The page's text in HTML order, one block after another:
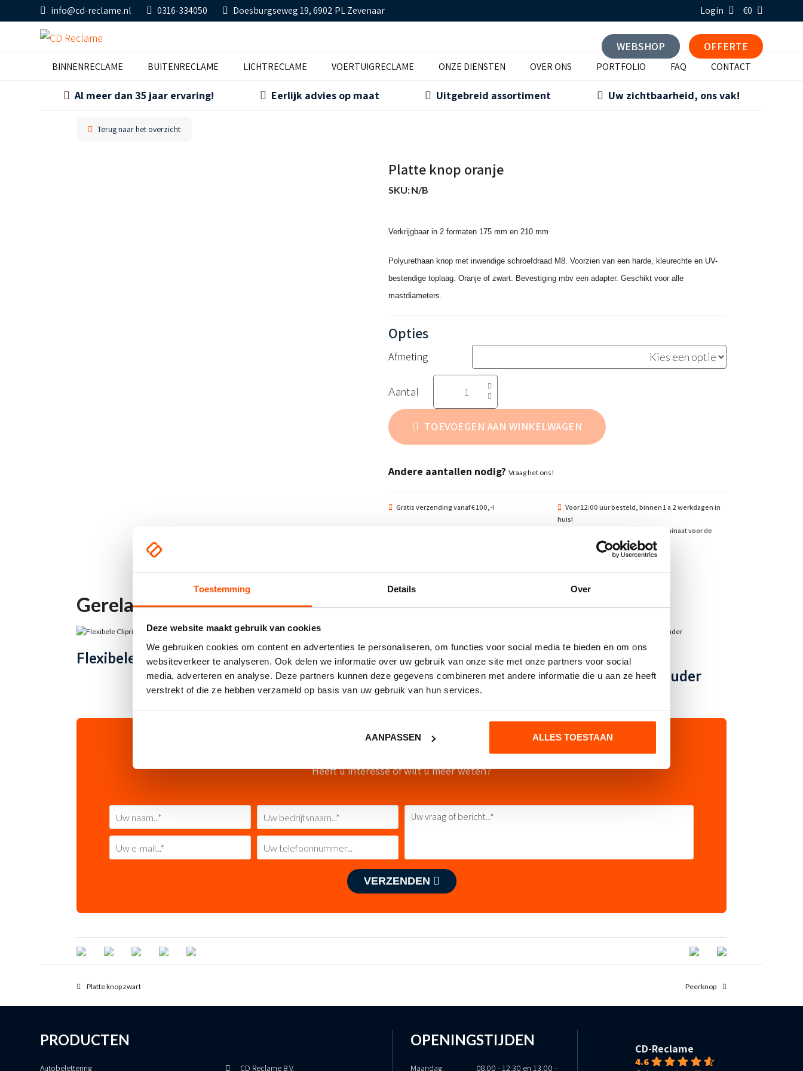
Toestemming Details Over
Deze website maakt gebruik van cookies
We gebruiken cookies om content en advertenties te personaliseren, om functies voor social media te bieden en om ons
websiteverkeer te analyseren. Ook delen we informatie over uw gebruik van onze site met onze partners voor social
media, adverteren en analyse. Deze partners kunnen deze gegevens combineren met andere informatie die u aan ze heeft
verstrekt of die ze hebben verzameld op basis van uw gebruik van hun services.
AANPASSEN ALLES TOESTAAN
info@cd-reclame.nl 0316-334050 Doesburgseweg 19, 6902 PL Zevenaar Login €0
WEBSHOP OFFERTE
BINNENRECLAME BUITENRECLAME LICHTRECLAME VOERTUIGRECLAME ONZE DIENSTEN OVER ONS PORTFOLIO FAQ CONTACT
Al meer dan 35 jaar ervaring! Eerlijk advies op maat Uitgebreid assortiment Uw zichtbaarheid, ons vak!
Terug naar het overzicht
Platte knop oranje
SKU:N/B
Verkrijgbaar in 2 formaten 175 mm en 210 mm
Polyurethaan knop met inwendige schroefdraad M8. Voorzien van een harde, kleurechte en UV-
bestendige toplaag. Oranje of zwart. Bevestiging mbv een adapter. Geschikt voor alle
mastdiameters.
Afmeting
aantal
TOEVOEGEN AAN WINKELWAGEN
Andere aantallen nodig?Vraag het ons!
Gratis verzending vanaf € 100,-!
Voor 12:00 uur besteld, binnen 1 a 2 werkdagen in
huis!
Altijd standaard geleverd met laminaat voor de
beste kwaliteit!
Gerelateerde producten
TOEVOEGEN AAN WINKELWAGEN
Flexibele clipring OPTIES SELECTEREN
Dit
product
meerdere
variaties.
gekozen
de
Adapter TOEVOEGEN AAN WINKELWAGEN
Aluminium
vlaggenstok
TOEVOEGEN AAN WINKELWAGEN
Aluminium
vlaggenstokhouder
Contact opnemen
Heeft u interesse of wilt u meer weten?
VERZENDEN
previous
Platte knop zwart Peerknop
PRODUCTEN
Autobelettering CD Reclame B.V.
OPENINGSTIJDEN
Maandag: 08.00 - 12:30 en 13:00 -
CD-Reclame
4.6